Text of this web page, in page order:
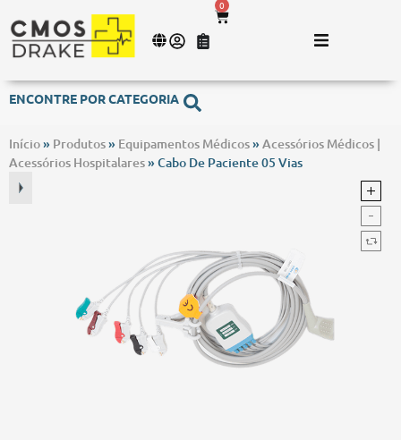
0
ENCONTRE POR CATEGORIA
Início» Produtos» Equipamentos Médicos» Acessórios Médicos |
Acessórios Hospitalares» Cabo De Paciente 05 Vias